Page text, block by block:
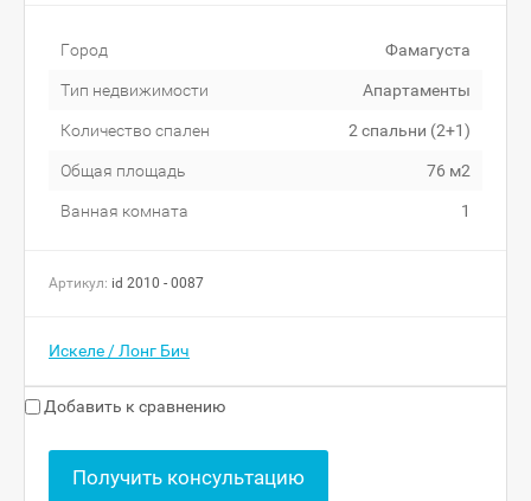
Город Фамагуста
Тип недвижимости Апартаменты
Количество спален 2 спальни (2+1)
Общая площадь 76 м2
Ванная комната 1
Артикул: id 2010 - 0087
Искеле / Лонг Бич
Добавить к сравнению
Получить консультацию